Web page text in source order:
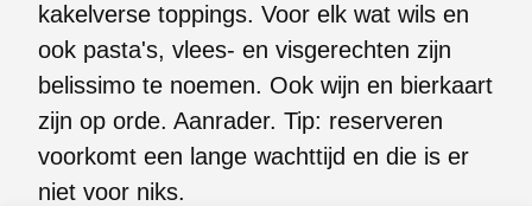
kakelverse toppings. Voor elk wat wils en
ook pasta's, vlees- en visgerechten zijn
belissimo te noemen. Ook wijn en bierkaart
zijn op orde. Aanrader. Tip: reserveren
voorkomt een lange wachttijd en die is er
niet voor niks.